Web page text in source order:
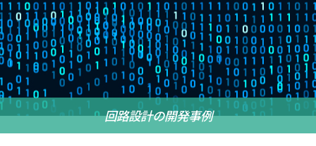
回路設計の開発事例